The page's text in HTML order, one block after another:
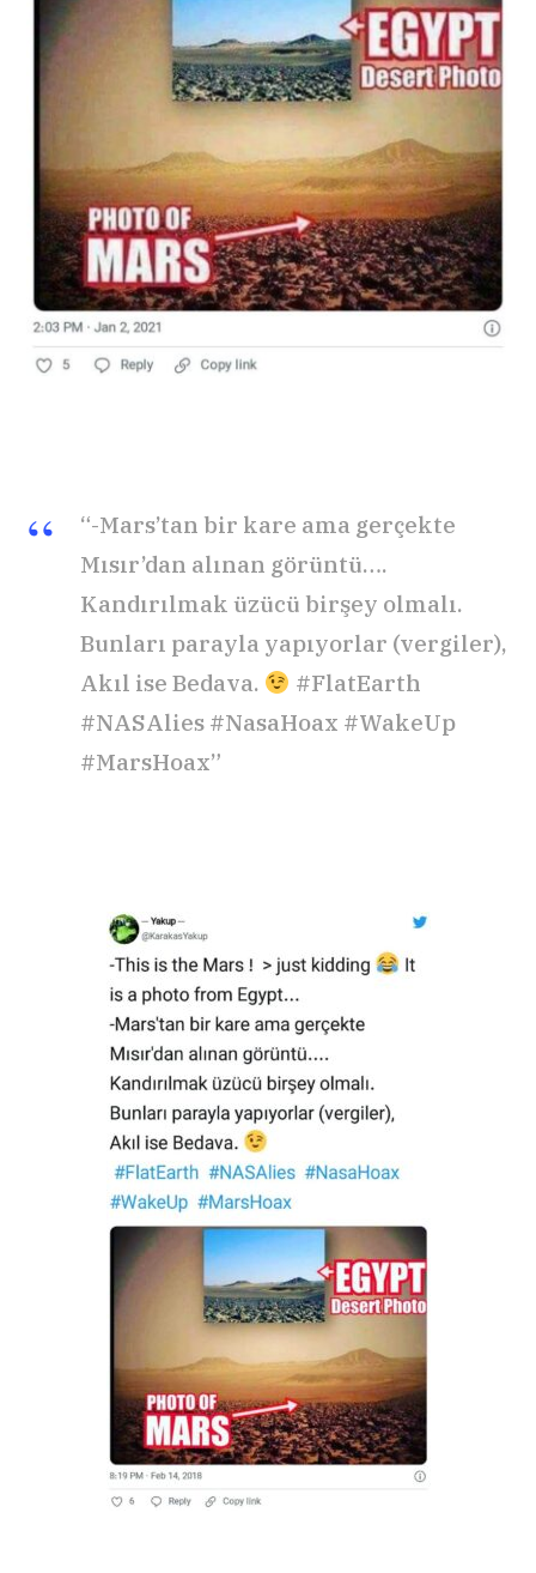
“-Mars’tan bir kare ama gerçekte
Mısır’dan alınan görüntü….
Kandırılmak üzücü birşey olmalı.
Bunları parayla yapıyorlar (vergiler),
Akıl ise Bedava.
#FlatEarth
#NASAlies #NasaHoax #WakeUp
#MarsHoax”